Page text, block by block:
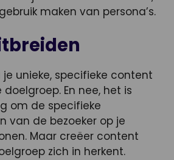
maken van persona’s.
unieke, specifieke content
En nee, het is
om de specifieke
van de bezoeker op je
Maar creëer content
zich in herkent.